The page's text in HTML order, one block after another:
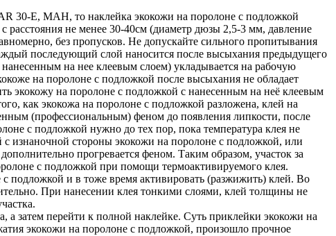
E, MAH, то наклейка экокожи на поролоне с подложкой
расстояния не менее 30-40см (диаметр дюзы 2,5-3 мм, давление
без пропусков. Не допускайте сильного пропитывания
последующий слой наносится после высыхания предыдущего
на нее клеевым слоем) укладывается на рабочую
на поролоне с подложкой после высыхания не обладает
экокожу на поролоне с подложкой с нанесенным на неё клеевым
как экокожа на поролоне с подложкой разложена, клей на
(профессиональным) феном до появления липкости, после
с подложкой нужно до тех пор, пока температура клея не
изнаночной стороны экокожи на поролоне с подложкой, или
прогревается феном. Таким образом, участок за
с подложкой при помощи термоактивируемого клея.
подложкой и в тоже время активировать (разжижить) клей. Во
При нанесении клея тонкими слоями, клей толщины не
а затем перейти к полной наклейке. Суть приклейки экокожи на
экокожи на поролоне с подложкой, произошло прочное